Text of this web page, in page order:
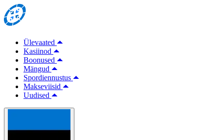
Ülevaated
Kasiinod
Boonused
Mängud
Spordiennustus
Makseviisid
Uudised